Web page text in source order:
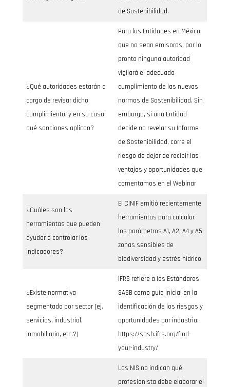
de Sostenibilidad.
¿Qué autoridades estarán a
cargo de revisar dicho
cumplimiento, y en su caso,
qué sanciones aplican?
Para las Entidades en México
que no sean emisoras, por lo
pronto ninguna autoridad
vigilará el adecuado
cumplimiento de las nuevas
normas de Sostenibilidad. Sin
embargo, si una Entidad
decide no revelar su Informe
de Sostenibilidad, corre el
riesgo de dejar de recibir las
ventajas y oportunidades que
comentamos en el Webinar
¿Cuáles son las
herramientas que pueden
ayudar a controlar los
indicadores?
El CINIF emitió recientemente
herramientas para calcular
los parámetros A1, A2, A4 y A5,
zonas sensibles de
biodiversidad y estrés hídrico.
¿Existe normativa
segmentada por sector (ej.
servicios, industrial,
inmobiliario, etc.?)
IFRS refiere a los Estándares
SASB como guía inicial en la
identificación de los riesgos y
oportunidades por industria:
https://sasb.ifrs.org/find-
your-industry/
Las NIS no indican qué
profesionista debe elaborar el